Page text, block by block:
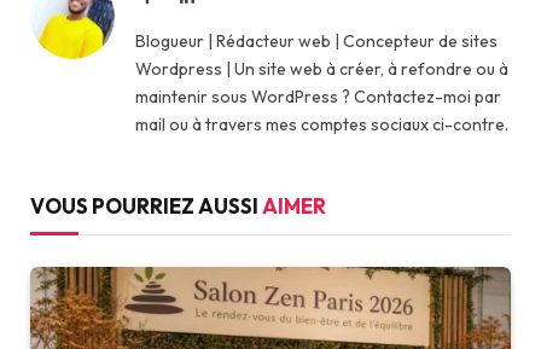
Blogueur | Rédacteur web | Concepteur de sites
Wordpress | Un site web à créer, à refondre ou à
maintenir sous WordPress ? Contactez-moi par
mail ou à travers mes comptes sociaux ci-contre.
VOUS POURRIEZ AUSSIAIMER